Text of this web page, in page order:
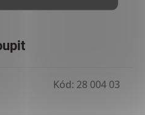
Kód: 28 004 03